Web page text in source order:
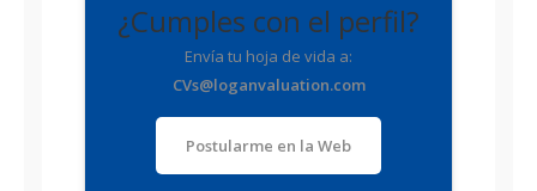
¿Cumples con el perfil?
Envía tu hoja de vida a:
CVs@loganvaluation.com
Postularme en la Web